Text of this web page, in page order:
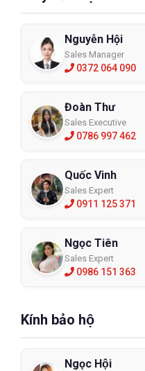
Nguyễn Hội
Sales Manager
0372 064 090
Đoàn Thư
Sales Executive
0786 997 462
Quốc Vinh
Sales Expert
0911 125 371
Ngọc Tiên
Sales Expert
0986 151 363
Kính bảo hộ
Ngọc Hội